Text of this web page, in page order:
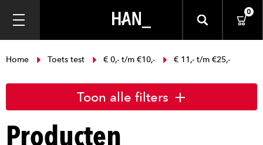
0
Home Toets test € 0,- t/m €10,- € 11,- t/m €25,-
Toon alle filters
Producten